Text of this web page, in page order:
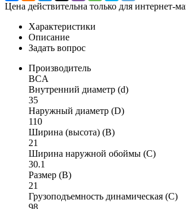
Цена действительна только для интернет-
Характеристики
Описание
Задать вопрос
Производитель
BCA
Внутренний диаметр (d)
35
Наружный диаметр (D)
110
Ширина (высота) (B)
21
Ширина наружной обоймы (C)
30.1
Размер (B)
21
Грузоподъемность динамическая (C)
98